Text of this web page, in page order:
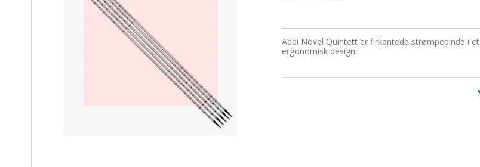
Addi Novel Quintett er firkantede strømpepinde i et
ergonomisk design.